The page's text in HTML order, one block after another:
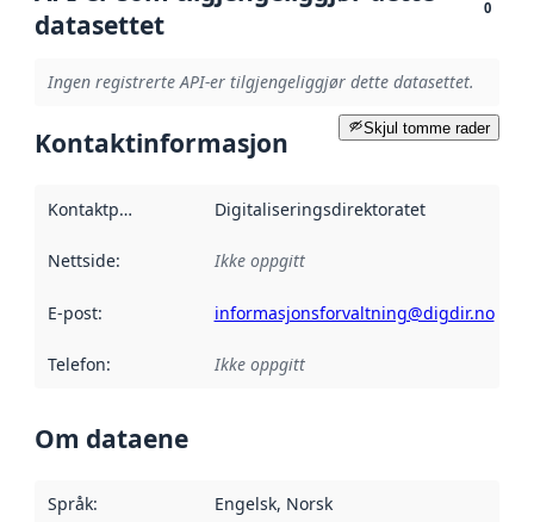
datasettet
0
Ingen registrerte API-er tilgjengeliggjør dette datasettet.
Skjul tomme rader
Kontaktinformasjon
Kontaktpunkt Digitaliseringsdirektoratet
Nettside: Ikke oppgitt
E-post: informasjonsforvaltning@digdir.no
Telefon: Ikke oppgitt
Om dataene
Språk: Engelsk, Norsk